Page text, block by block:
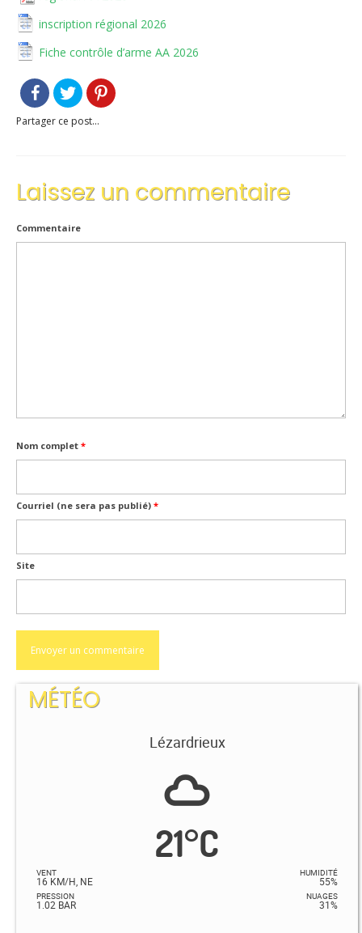
Le règlement intérieur TST
Les réglementations et documents
Les règles de sécurité
Les tirs pratiqués
Les disciplines Armes Anciennes
Résultats
CALENDRIERS TST
Compétitions
Ball-Trap
inscription régional 2026
Fiche contrôle d’arme AA 2026
Partager ce post...
Laissez un commentaire
Commentaire
Nom complet *
Courriel (ne sera pas publié) *
Site
MÉTÉO
Lézardrieux
21°C
VENT
16 KM/H, NE
PRESSION
1.02 BAR
HUMIDITÉ
55%
NUAGES
31%